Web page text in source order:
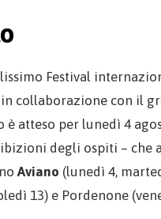
Festival
collaborazione con il
è atteso per lunedì 4
degli ospiti –
Aviano (lunedì 4,
13) e Pordenone